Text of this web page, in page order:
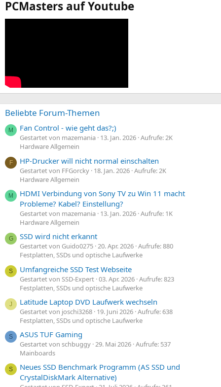
PCMasters auf Youtube
Beliebte Forum-Themen
M Fan Control - wie geht das?;)
Gestartet von mazemania 13. Jan. 2026 Aufrufe: 2K
Hardware Allgemein
F HP-Drucker will nicht normal einschalten
Gestartet von FFGorcky 18. Jan. 2026 Aufrufe: 2K
Hardware Allgemein
M
HDMI Verbindung von Sony TV zu Win 11 macht
Probleme? Kabel? Einstellung?
Gestartet von mazemania 13. Jan. 2026 Aufrufe: 1K
Hardware Allgemein
G SSD wird nicht erkannt
Gestartet von Guido0275 20. Apr. 2026 Aufrufe: 880
Festplatten, SSDs und optische Laufwerke
S Umfangreiche SSD Test Webseite
Gestartet von SSD-Expert 03. Apr. 2026 Aufrufe: 823
Festplatten, SSDs und optische Laufwerke
J Latitude Laptop DVD Laufwerk wechseln
Gestartet von joschi3268 19. Juni 2026 Aufrufe: 638
Festplatten, SSDs und optische Laufwerke
S ASUS TUF Gaming
Gestartet von schbuggy 29. Mai 2026 Aufrufe: 537
Mainboards
S
Neues SSD Benchmark Programm (AS SSD und
CrystalDiskMark Alternative)